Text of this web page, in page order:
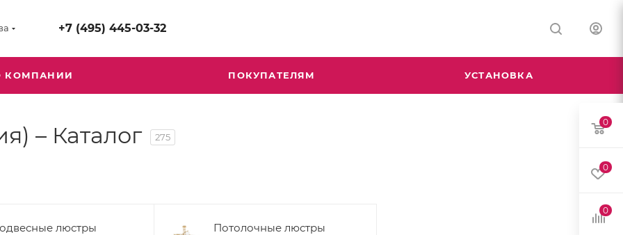
+7 (495) 445-03-32
КОМПАНИИ ПОКУПАТЕЛЯМ УСТАНОВКА
– Каталог 275
люстры Потолочные люстры
0
0
0